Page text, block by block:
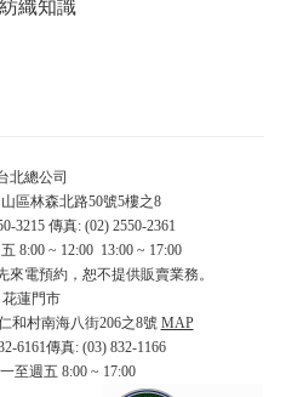
紡織知識
北總公司
區林森北路50號5樓之8
3215 傳真: (02) 2550-2361
8:00 ~ 12:00 13:00 ~ 17:00
電預約，恕不提供販賣業務。
花蓮門市
和村南海八街206之8號 MAP
6161傳真: (03) 832-1166
至週五 8:00 ~ 17:00